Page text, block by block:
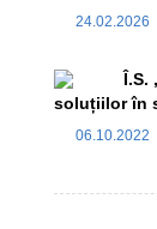
24.02.2026
Î.S.
soluțiilor în
06.10.2022